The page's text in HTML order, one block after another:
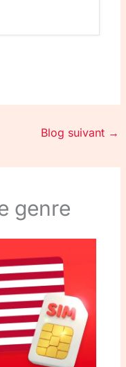
Blog suivant →
genre